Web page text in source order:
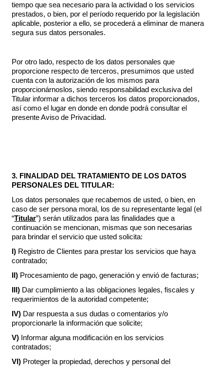
tiempo que sea necesario para la actividad o los servicios
prestados, o bien, por el período requerido por la legislación
aplicable, posterior a ello, se procederá a eliminar de manera
segura sus datos personales.
Por otro lado, respecto de los datos personales que
proporcione respecto de terceros, presumimos que usted
cuenta con la autorización de los mismos para
proporcionárnoslos, siendo responsabilidad exclusiva del
Titular informar a dichos terceros los datos proporcionados,
así como el lugar en donde en donde podrá consultar el
presente Aviso de Privacidad.
3. FINALIDAD DEL TRATAMIENTO DE LOS DATOS
PERSONALES DEL TITULAR:
Los datos personales que recabemos de usted, o bien, en
caso de ser persona moral, los de su representante legal (el
“Titular”) serán utilizados para las finalidades que a
continuación se mencionan, mismas que son necesarias
para brindar el servicio que usted solicita:
I) Registro de Clientes para prestar los servicios que haya
contratado;
II) Procesamiento de pago, generación y envió de facturas;
III) Dar cumplimiento a las obligaciones legales, fiscales y
requerimientos de la autoridad competente;
IV) Dar respuesta a sus dudas o comentarios y/o
proporcionarle la información que solicite;
V) Informar alguna modificación en los servicios
contratados;
VI) Proteger la propiedad, derechos y personal del